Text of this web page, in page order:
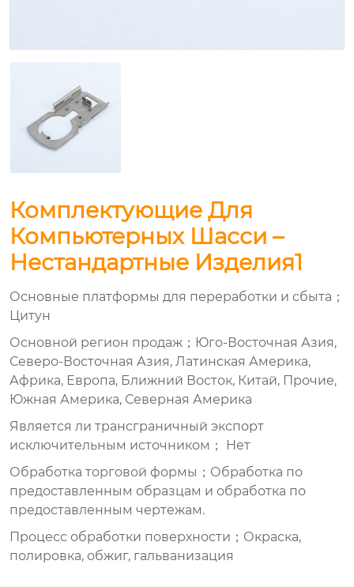
Комплектующие Для
Компьютерных Шасси –
Нестандартные Изделия1
Основные платформы для переработки и сбыта；
Цитун
Основной регион продаж；Юго-Восточная Азия,
Северо-Восточная Азия, Латинская Америка,
Африка, Европа, Ближний Восток, Китай, Прочие,
Южная Америка, Северная Америка
Является ли трансграничный экспорт
исключительным источником； Нет
Обработка торговой формы；Обработка по
предоставленным образцам и обработка по
предоставленным чертежам.
Процесс обработки поверхности；Окраска,
полировка, обжиг, гальванизация